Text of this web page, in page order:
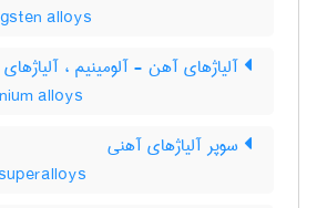
alloys
آلیاژهای آهن - آلومینیم ،
alloys
سوپر آلیاژهای آهنی